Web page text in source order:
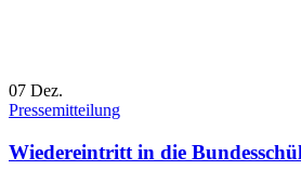
07 Dez.
Pressemitteilung
Wiedereintritt in die